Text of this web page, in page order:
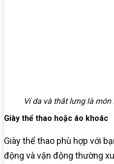
Ví da và thắt lưng là
Giày thể thao hoặc áo khoác
Giày thể thao phù hợp với
động và vận động thường